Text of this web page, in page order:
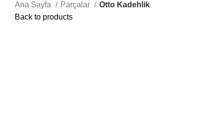
Ana Sayfa Parçalar
Otto Kadehlik
Back to products